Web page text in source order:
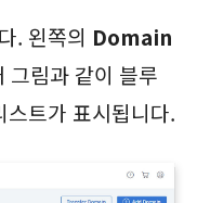
. 왼쪽의 Domain
그림과 같이 블루
트가 표시됩니다.